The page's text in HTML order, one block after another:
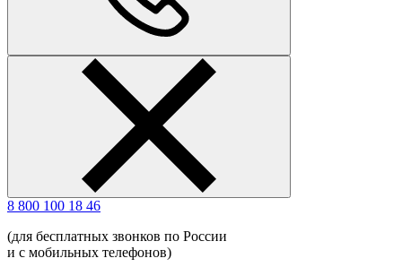
8 800 100 18 46
(для бесплатных звонков по России
и с мобильных телефонов)